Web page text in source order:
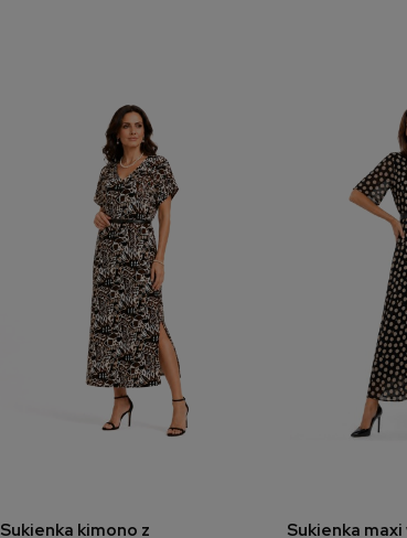
dodaj do koszyka
Sukienka kimono z
dodaj
Sukienka